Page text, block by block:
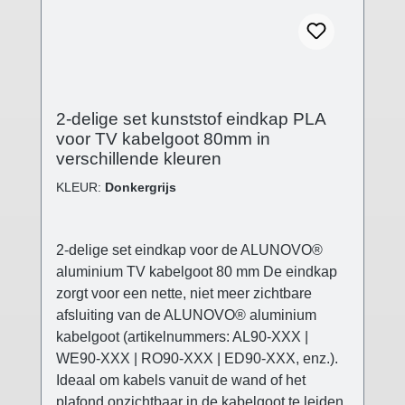
2-delige set kunststof eindkap PLA
voor TV kabelgoot 80mm in
verschillende kleuren
KLEUR: Donkergrijs
2-delige set eindkap voor de ALUNOVO®
aluminium TV kabelgoot 80 mm De eindkap
zorgt voor een nette, niet meer zichtbare
afsluiting van de ALUNOVO® aluminium
kabelgoot (artikelnummers: AL90-XXX |
WE90-XXX | RO90-XXX | ED90-XXX, enz.).
Ideaal om kabels vanuit de wand of het
plafond onzichtbaar in de kabelgoot te leiden,